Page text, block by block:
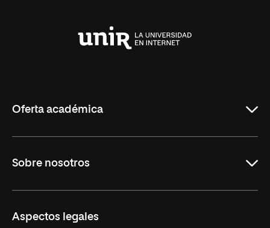
Oferta académica
Maestrías
Sobre nosotros
Trabaja en UNIR
Aspectos legales